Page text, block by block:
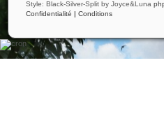
Style: Black-Silver-Split by Joyce&Luna
Confidentialité | Conditions